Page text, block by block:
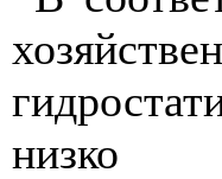
низко